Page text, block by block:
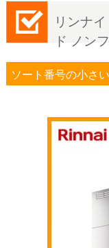
リンナ
ド ノン
ソート番号の小さ